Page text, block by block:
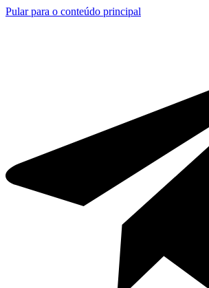
Pular para o conteúdo principal